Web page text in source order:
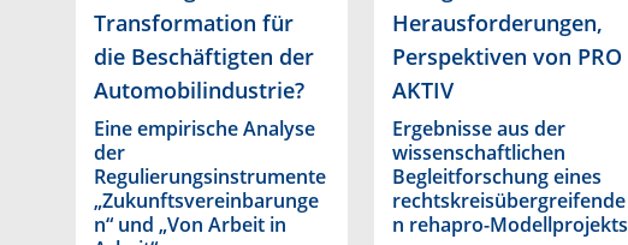
Transformation für
die Beschäftigten der
Automobilindustrie?
Eine empirische Analyse
der
Regulierungsinstrumente
„Zukunftsvereinbarunge
n“ und „Von Arbeit in
Herausforderungen,
Perspektiven von PRO
AKTIV
Ergebnisse aus der
wissenschaftlichen
Begleitforschung eines
rechtskreisübergreifende
n rehapro-Modellprojekts